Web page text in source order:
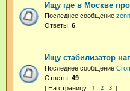
Ищу где в Москве
Последнее сообщение
Ответы: 6
Ищу стабилизатор
Последнее сообщение
Ответы: 49
1 2 3